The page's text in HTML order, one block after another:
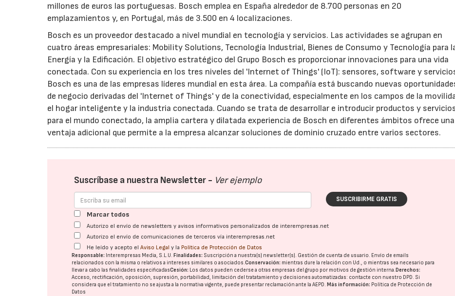
millones de euros las portuguesas. Bosch emplea en España alrededor de 8.700 personas en 20
emplazamientos y, en Portugal, más de 3.500 en 4 localizaciones.
Bosch es un proveedor destacado a nivel mundial en tecnología y servicios. Las actividades se agrupan en
cuatro áreas empresariales: Mobility Solutions, Tecnología Industrial, Bienes de Consumo y Tecnología para
Energía y la Edificación. El objetivo estratégico del Grupo Bosch es proporcionar innovaciones para una vida
conectada. Con su experiencia en los tres niveles del 'Internet of Things' (IoT): sensores, software y
Bosch es una de las empresas líderes mundial en esta área. La compañía está buscando nuevas
de negocio derivadas del 'Internet of Things' y de la conectividad, especialmente en los campos de la
el hogar inteligente y la industria conectada. Cuando se trata de desarrollar e introducir productos y
para el mundo conectado, la amplia cartera y dilatada experiencia de Bosch en diferentes ámbitos ofrece una
ventaja adicional que permite a la empresa alcanzar soluciones de dominio cruzado entre varios sectores.
Suscríbase a nuestra Newsletter - Ver ejemplo
SUSCRIBIRME GRATIS
Marcar todos
Autorizo el envío de newsletters y avisos informativos personalizados de interempresas.net
Autorizo el envío de comunicaciones de terceros vía interempresas.net
He leído y acepto elAviso Legal y la Política de Protección de Datos
Responsable: Interempresas Media, S.L.U. Finalidades: Suscripción a nuestra(s) newsletter(s). Gestión de cuenta de usuario. Envío de emails
relacionados con la misma o relativos a intereses similares o asociados.Conservación: mientras dure la relación con Ud., o mientras sea necesario para
llevar a cabo las finalidades especificadasCesión: Los datos pueden cederse a otras empresas del grupo por motivos de gestión interna. Derechos:
Acceso, rectificación, oposición, supresión, portabilidad, limitación del tratatamiento y decisiones automatizadas: contacte con nuestro DPD. Si
considera que el tratamiento no se ajusta a la normativa vigente, puede presentar reclamación ante laAEPD. Más información: Política de Protección de
Datos
07/07/2026